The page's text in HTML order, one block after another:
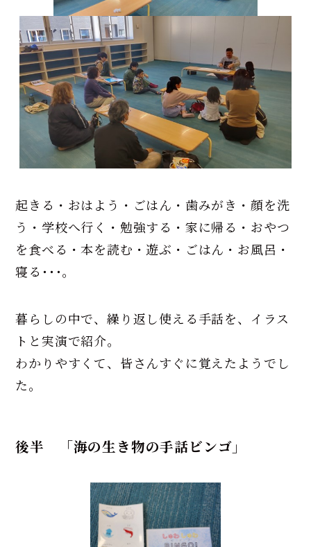
起きる・おはよう・ごはん・歯みがき・顔を洗
う・学校へ行く・勉強する・家に帰る・おやつ
を食べる・本を読む・遊ぶ・ごはん・お風呂・
寝る･･･。
暮らしの中で、繰り返し使える手話を、イラス
トと実演で紹介。
わかりやすくて、皆さんすぐに覚えたようでし
た。
後半 「海の生き物の手話ビンゴ」